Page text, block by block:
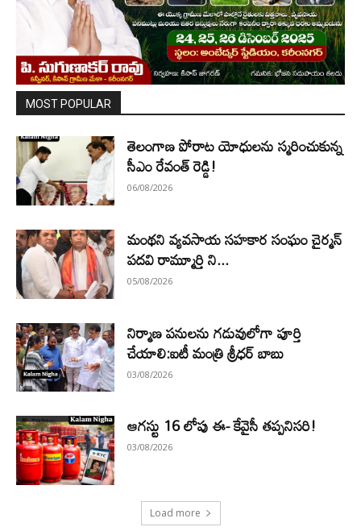
MOST POPULAR
తెలంగాణ పోరాట యోధులను స్మరించుకున్న
సీఎం రేవంత్ రెడ్డి!
06/08/2026
మంథని వ్యవసాయ సహకార సంఘం చైర్మన్
పదవి రామ్మూర్తి ని...
05/08/2026
నిర్మాణ పనులను గడువులోగా పూర్తి
చేయాలి:ఐటీ మంత్రి శ్రీధర్ బాబు
03/08/2026
ఆగస్టు 16 లోపు ఈ- కేవైసీ తప్పనిసరి!
03/08/2026
Load more